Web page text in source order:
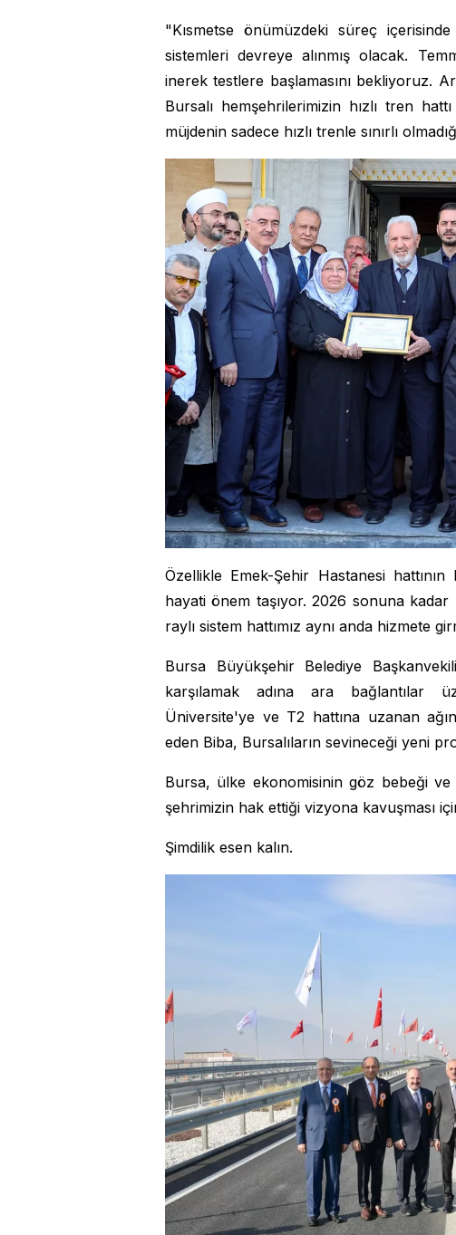
"Kısmetse önümüzdeki süreç
sistemleri devreye alınmış olacak.
inerek testlere başlamasını bekliyoruz.
Bursalı hemşehrilerimizin hızlı tren
müjdenin sadece hızlı trenle sınırlı
Özellikle Emek-Şehir Hastanesi
hayati önem taşıyor. 2026 sonuna
raylı sistem hattımız aynı anda hizmete
Bursa Büyükşehir Belediye
karşılamak adına ara bağlantılar
Üniversite'ye ve T2 hattına uzanan
eden Biba, Bursalıların sevineceği yeni
Bursa, ülke ekonomisinin göz bebeği ve
şehrimizin hak ettiği vizyona kavuşması
Şimdilik esen kalın.